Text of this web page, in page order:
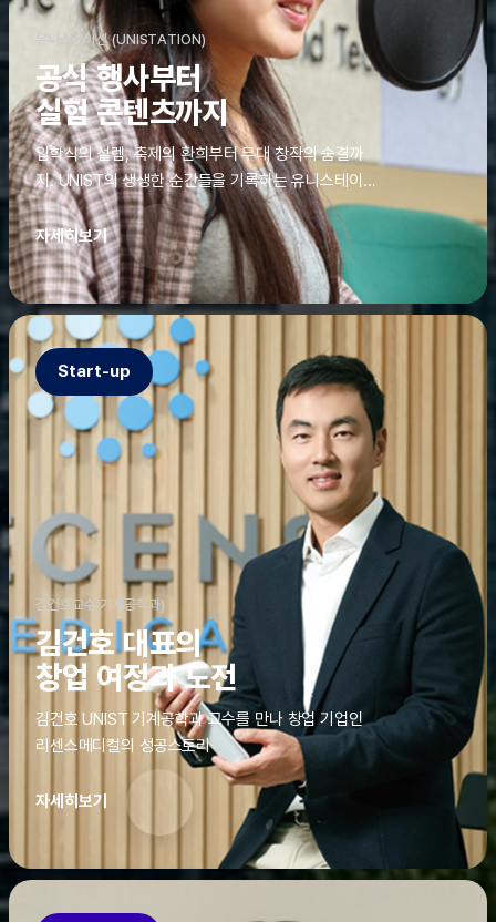
유니스테이션 (UNISTATION)
공식 행사부터
실험 콘텐츠까지
입학식의 설렘, 축제의 환희부터 무대 창작의 숨결까
지. UNIST의 생생한 순간들을 기록하는 유니스테이션
에는 청춘의 열정과 땀이 고스란히 쌓여 있었다. 그 기
록을 위해 편집실은 밤새 불을 밝히기도, 국원들은 소
파에 몸을 떨군 채 쪽잠을 자기도 한다. 이렇듯, 유니스
테이션의 성실한 기록이 있어, UNIST의 이야기는 오
늘도 새로운 빛으로 반짝일 수 있다.
자세히보기
Start-up
김건호교수(기계공학과)
김건호 대표의
창업 여정과 도전
김건호 UNIST 기계공학과 교수를 만나 창업 기업인
리센스메디컬의 성공스토리
자세히보기